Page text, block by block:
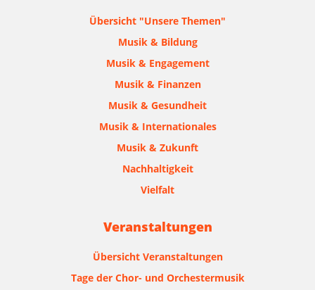
Übersicht "Unsere Themen"
Musik & Bildung
Musik & Engagement
Musik & Finanzen
Musik & Gesundheit
Musik & Internationales
Musik & Zukunft
Nachhaltigkeit
Vielfalt
Veranstaltungen
Übersicht Veranstaltungen
Tage der Chor- und Orchestermusik